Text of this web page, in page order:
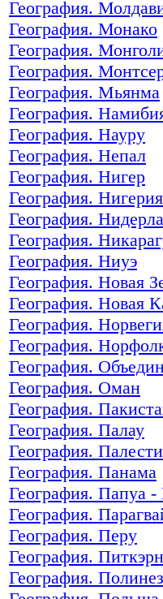
География.
География. Монако
География.
География.
География. Мьянма
География.
География. Науру
География. Непал
География. Нигер
География. Нигерия
География.
География.
География. Ниуэ
География. Новая
География. Новая
География.
География.
География.
География. Оман
География.
География. Палау
География.
География. Панама
География. Папуа -
География.
География. Перу
География. Питкэрн
География.